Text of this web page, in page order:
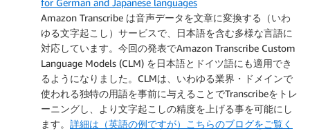
for German and Japanese languages
Amazon Transcribe は音声データを文章に変換する（いわ
ゆる文字起こし）サービスで、日本語を含む多様な言語に
対応しています。今回の発表でAmazon Transcribe Custom
Language Models (CLM) を日本語とドイツ語にも適用でき
るようになりました。CLMは、いわゆる業界・ドメインで
使われる独特の用語を事前に与えることでTranscribeをトレ
ーニングし、より文字起こしの精度を上げる事を可能にし
ます。 詳細は（英語の例ですが）こちらのブログをご覧く